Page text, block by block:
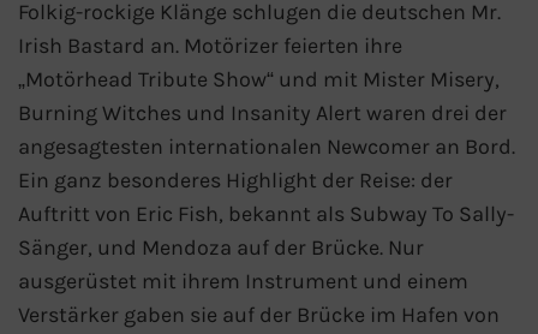
Ostsee-Kreuzfahrt
Westeuropa-Kreuzfahrt
Norwegen-Kreuzfahrt
Orient-Kreuzfahrt
Weltreise-Kreuzfahrt
Folkig-rockige Klänge schlugen die deutschen Mr.
Irish Bastard an. Motörizer feierten ihre
„Motörhead Tribute Show“ und mit Mister Misery,
Burning Witches und Insanity Alert waren drei der
angesagtesten internationalen Newcomer an Bord.
Ein ganz besonderes Highlight der Reise: der
Auftritt von Eric Fish, bekannt als Subway To Sally-
Sänger, und Mendoza auf der Brücke. Nur
ausgerüstet mit ihrem Instrument und einem
Verstärker gaben sie auf der Brücke im Hafen von